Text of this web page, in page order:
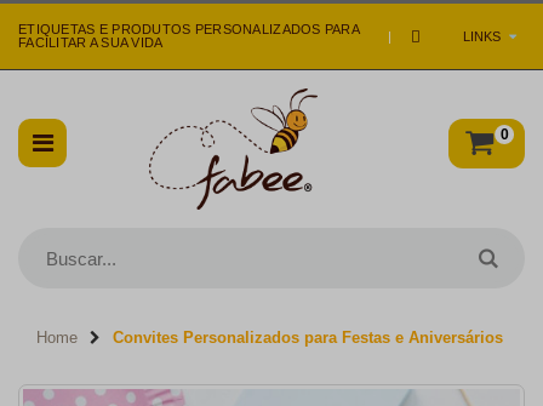
LINKS
ETIQUETAS E PRODUTOS PERSONALIZADOS PARA
FACILITAR A SUA VIDA
|
0
Home Convites Personalizados para Festas e Aniversários